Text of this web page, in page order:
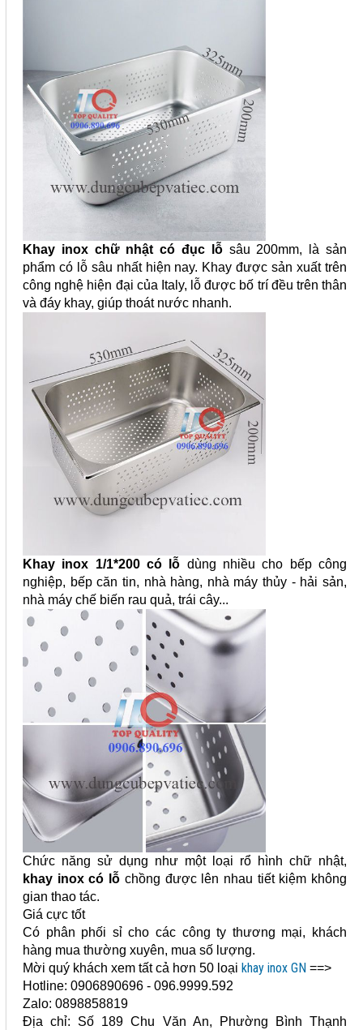
Khay inox chữ nhật có đục lỗsâu 200mm, là sản
phẩm có lỗ sâu nhất hiện nay. Khay được sản xuất trên
công nghệ hiện đại của Italy, lỗ được bố trí đều trên thân
và đáy khay, giúp thoát nước nhanh.
Khay inox 1/1*200 có lỗ dùng nhiều cho bếp công
nghiệp, bếp căn tin, nhà hàng, nhà máy thủy - hải sản,
nhà máy chế biến rau quả, trái cây...
Chức năng sử dụng như một loại rổ hình chữ nhật,
khay inox có lỗ chồng được lên nhau tiết kiệm không
gian thao tác.
Giá cực tốt
Có phân phối sỉ cho các công ty thương mại, khách
hàng mua thường xuyên, mua số lượng.
Mời quý khách xem tất cả hơn 50 loại khay inox GN ==>
Hotline: 0906890696 - 096.9999.592
Zalo: 0898858819
Địa chỉ: Số 189 Chu Văn An, Phường Bình Thạnh